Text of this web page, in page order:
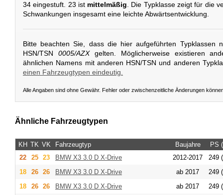
34 eingestuft. 23 ist mittelmäßig. Die Typklasse zeigt für die
Schwankungen insgesamt eine leichte Abwärtsentwicklung.
Bitte beachten Sie, dass die hier aufgeführten Typklassen
HSN/TSN 0005/AZXgelten. Möglicherweise existieren
ähnlichen Namens mit anderen HSN/TSN und anderen
einen Fahrzeugtypen eindeutig.
Alle Angaben sind ohne Gewähr. Fehler oder zwischenzeitliche Änderungen
Ähnliche Fahrzeugtypen
KH TK VK Fahrzeugtyp Baujahre
PS
22
25 23 BMW X3 3.0 D X-Drive 2012-2017
249
18
26 26 BMW X3 3.0 D X-Drive ab 2017
249
18
26 26 BMW X3 3.0 D X-Drive ab 2017
249